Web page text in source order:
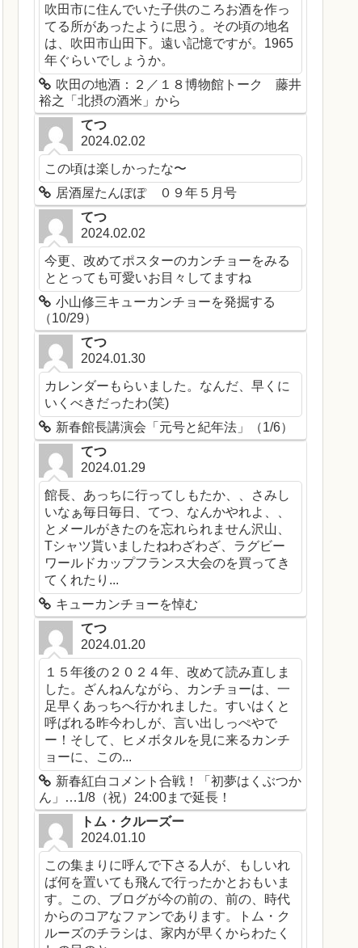
吹田市に住んでいた子供のころお酒を作っ
てる所があったように思う。その頃の地名
は、吹田市山田下。遠い記憶ですが。1965
年ぐらいでしょうか。
吹田の地酒：２／１８博物館トーク 藤井
裕之「北摂の酒米」から
てつ
2024.02.02
この頃は楽しかったな〜
居酒屋たんぽぽ ０９年５月号
てつ
2024.02.02
今更、改めてポスターのカンチョーをみる
ととっても可愛いお目々してますね
小山修三キューカンチョーを発掘する
（10/29）
てつ
2024.01.30
カレンダーもらいました。なんだ、早くに
いくべきだったわ(笑)
新春館長講演会「元号と紀年法」（1/6）
てつ
2024.01.29
館長、あっちに行ってしもたか、、さみし
いなぁ毎日毎日、てつ、なんかやれよ、、
とメールがきたのを忘れられません沢山、
Tシャツ貰いましたねわざわざ、ラグビー
ワールドカップフランス大会のを買ってき
てくれたり...
キューカンチョーを悼む
てつ
2024.01.20
１５年後の２０２４年、改めて読み直しま
した。ざんねんながら、カンチョーは、一
足早くあっちへ行かれました。すいはくと
呼ばれる昨今わしが、言い出しっぺやで
ー！そして、ヒメボタルを見に来るカンチ
ョーに、この...
新春紅白コメント合戦！「初夢はくぶつか
ん」…1/8（祝）24:00まで延長！
トム・クルーズー
2024.01.10
この集まりに呼んで下さる人が、もしいれ
ば何を置いても飛んで行ったかとおもいま
す。この、ブログが今の前の、前の、時代
からのコアなファンであります。トム・ク
ルーズのチラシは、家内が早くからわたく